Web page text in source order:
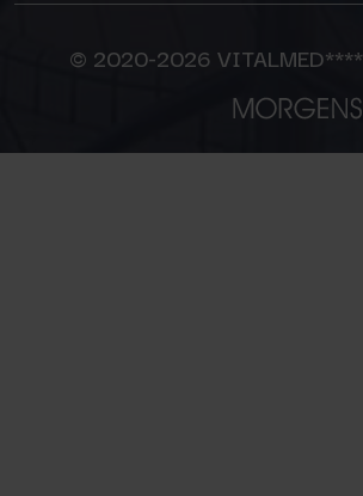
© 2020-2026 VITALMED****